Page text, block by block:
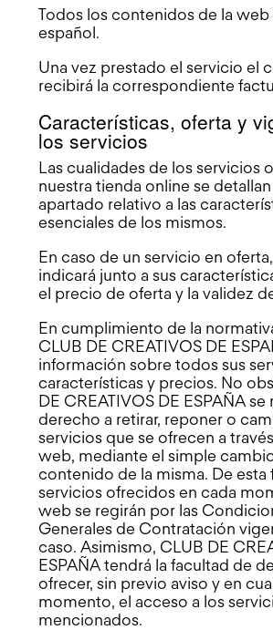
Todos los contenidos de la web
español.
Una vez prestado el servicio el
recibirá la correspondiente
Características, oferta y
los servicios
Las cualidades de los servicios
nuestra tienda online se detallan
apartado relativo a las
esenciales de los mismos.
En caso de un servicio en
indicará junto a sus
el precio de oferta y la validez
En cumplimiento de la
CLUB DE CREATIVOS DE
información sobre todos sus
características y precios. No
DE CREATIVOS DE ESPAÑA se
derecho a retirar, reponer o
servicios que se ofrecen a
web, mediante el simple
contenido de la misma. De esta
servicios ofrecidos en cada
web se regirán por las
Generales de Contratación
caso. Asimismo, CLUB DE
ESPAÑA tendrá la facultad de
ofrecer, sin previo aviso y en
momento, el acceso a los
mencionados.